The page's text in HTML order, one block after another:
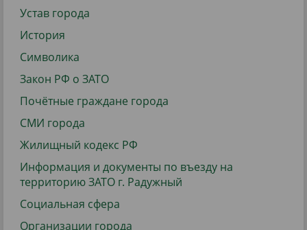
Устав города
История
Символика
Закон РФ о ЗАТО
Почётные граждане города
СМИ города
Жилищный кодекс РФ
Информация и документы по въезду на
территорию ЗАТО г. Радужный
Социальная сфера
Организации города